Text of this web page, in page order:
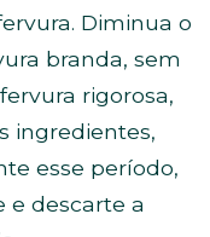
Diminua o
branda, sem
rigorosa,
ingredientes,
esse período,
e descarte a